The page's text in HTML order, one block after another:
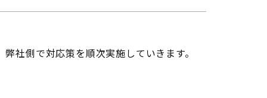
社側で対応策を順次実施していきます。